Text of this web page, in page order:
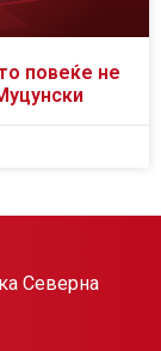
повеќе не
Северна